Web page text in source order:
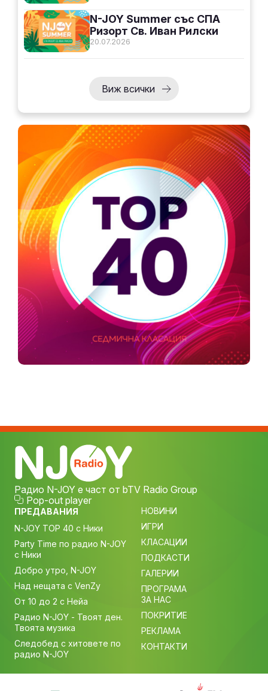
20.07.2026
N-JOY Summer със СПА
Ризорт Св. Иван Рилски
Виж всички
Радио N-JOY е част от bTV Radio Group
Pop-out player
ПРЕДАВАНИЯ
N-JOY TOP 40 с Ники
Party Time по радио N-JOY
с Ники
Добро утро, N-JOY
Над нещата с VenZy
От 10 до 2 с Нейа
Радио N-JOY - Твоят ден.
Твоята музика
Следобед с хитовете по
радио N-JOY
НОВИНИ
ИГРИ
КЛАСАЦИИ
ПОДКАСТИ
ГАЛЕРИИ
ПРОГРАМА
ЗА НАС
ПОКРИТИЕ
РЕКЛАМА
КОНТАКТИ